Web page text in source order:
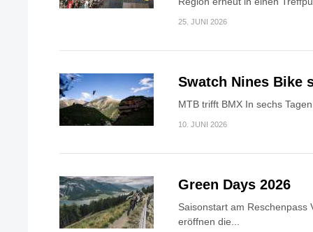
25. JUNI 2026
Swatch Nines Bike
MTB trifft BMX In sechs
10. JUNI 2026
Green Days 2026
Saisonstart am Reschenpass
eröffnen die...